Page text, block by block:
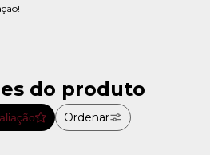
do produto
Ordenar